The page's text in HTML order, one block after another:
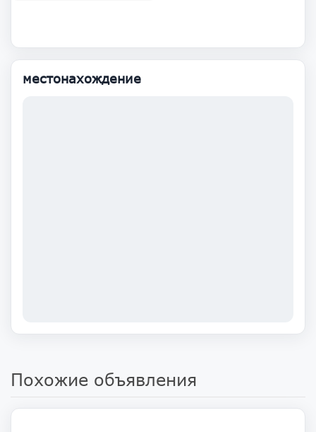
местонахождение
Похожие объявления
141 900